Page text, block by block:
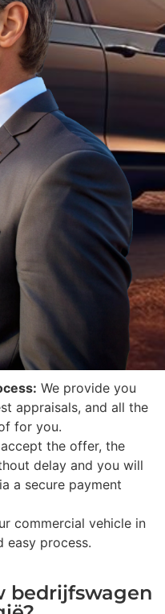
We provide you
appraisals, and all the
for you.
the offer, the
delay and you will
a secure payment
commercial vehicle in
easy process.
bedrijfswagen